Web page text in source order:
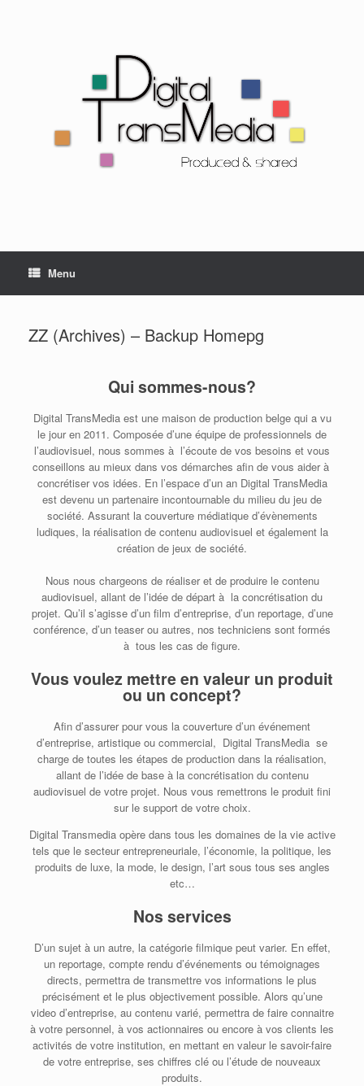
Menu
ZZ (Archives) – Backup Homepg
Qui sommes-nous?
Digital TransMedia est une maison de production belge qui a vu
le jour en 2011. Composée d’une équipe de professionnels de
l’audiovisuel, nous sommes à l’écoute de vos besoins et vous
conseillons au mieux dans vos démarches afin de vous aider à
concrétiser vos idées. En l’espace d’un an Digital TransMedia
est devenu un partenaire incontournable du milieu du jeu de
société. Assurant la couverture médiatique d’évènements
ludiques, la réalisation de contenu audiovisuel et également la
création de jeux de société.
Nous nous chargeons de réaliser et de produire le contenu
audiovisuel, allant de l’idée de départ à la concrétisation du
projet. Qu’il s’agisse d’un film d’entreprise, d’un reportage, d’une
conférence, d’un teaser ou autres, nos techniciens sont formés
à tous les cas de figure.
Vous voulez mettre en valeur un produit
ou un concept?
Afin d’assurer pour vous la couverture d’un événement
d’entreprise, artistique ou commercial, Digital TransMedia se
charge de toutes les étapes de production dans la réalisation,
allant de l’idée de base à la concrétisation du contenu
audiovisuel de votre projet. Nous vous remettrons le produit fini
sur le support de votre choix.
Digital Transmedia opère dans tous les domaines de la vie active
tels que le secteur entrepreneuriale, l’économie, la politique, les
produits de luxe, la mode, le design, l’art sous tous ses angles
etc…
Nos services
D’un sujet à un autre, la catégorie filmique peut varier. En effet,
un reportage, compte rendu d’événements ou témoignages
directs, permettra de transmettre vos informations le plus
précisément et le plus objectivement possible. Alors qu’une
video d’entreprise, au contenu varié, permettra de faire connaitre
à votre personnel, à vos actionnaires ou encore à vos clients les
activités de votre institution, en mettant en valeur le savoir-faire
de votre entreprise, ses chiffres clé ou l’étude de nouveaux
produits.